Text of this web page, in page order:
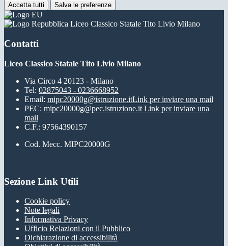
Accetta tutti Salva le preferenze
Liceo Classico Statale Tito Livio Milano
Contatti
Liceo Classico Statale Tito Livio Milano
Via Circo 4 20123 - Milano
Tel: 02875043 - 0236668952
Email: mipc20000g@istruzione.itLink per inviare una mail
PEC: mipc20000g@pec.istruzione.it Link per inviare una
mail
C.F.: 97564390157
Cod. Mecc. MIPC20000G
Sezione Link Utili
Cookie policy
Note legali
Informativa Privacy
Ufficio Relazioni con il Pubblico
Dichiarazione di accessibilità